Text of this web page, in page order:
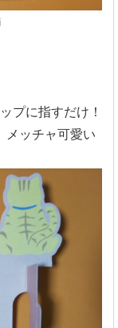
プに指すだけ！
メッチャ可愛い